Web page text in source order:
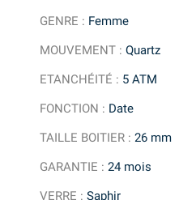
GENRE : Femme
MOUVEMENT :Quartz
ETANCHÉITÉ : 5 ATM
FONCTION : Date
TAILLE BOITIER :26 mm
GARANTIE :24 mois
VERRE :Saphir